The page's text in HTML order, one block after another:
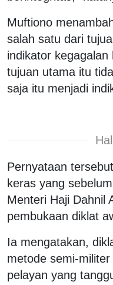
Muftiono
salah satu dari
indikator kegagalan
tujuan utama itu
saja itu menjadi
Pernyataan
keras yang
Menteri Haji Dahnil
pembukaan diklat
Ia mengatakan,
metode semi-
pelayan yang